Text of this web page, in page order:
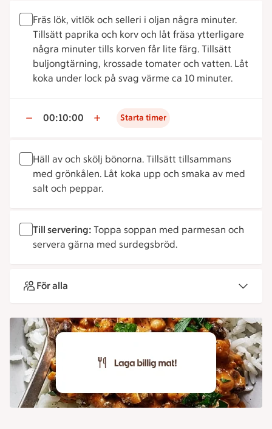
Fräs lök, vitlök och selleri i oljan några minuter.
Tillsätt paprika och korv och låt fräsa ytterligare
några minuter tills korven får lite färg. Tillsätt
buljongtärning, krossade tomater och vatten. Låt
koka under lock på svag värme ca 10 minuter.
00:10:00 Starta timer
Häll av och skölj bönorna. Tillsätt tillsammans
med grönkålen. Låt koka upp och smaka av med
salt och peppar.
Till servering: Toppa soppan med parmesan och
servera gärna med surdegsbröd.
För alla